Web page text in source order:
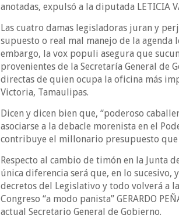
anotadas, expulsó a la diputada LETICIA
Las cuatro damas legisladoras juran y
supuesto o real mal manejo de la
embargo, la vox populi asegura que
provenientes de la Secretaría General de
directas de quien ocupa la oficina más
Victoria, Tamaulipas.
Dicen y dicen bien que, “poderoso
asociarse a la debacle morenista en el
contribuye el millonario presupuesto que
Respecto al cambio de timón en la Junta
única diferencia será que, en lo sucesivo,
decretos del Legislativo y todo volverá a
Congreso “a modo panista” GERARDO
actual Secretario General de Gobierno.